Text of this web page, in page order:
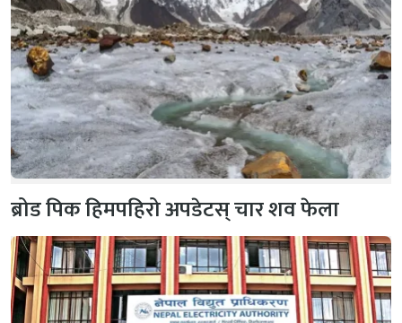
ब्रोड पिक हिमपहिरो अपडेटस् चार शव फेला